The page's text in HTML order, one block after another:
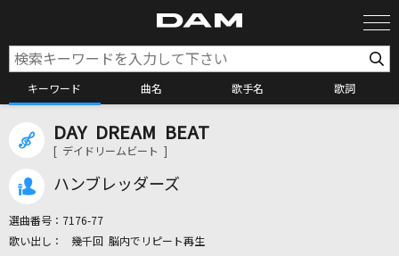
キーワード 曲名 歌手名 歌詞
カラオケ検索
DAY DREAM BEAT
[ デイドリームビート ]
ハンブレッダーズ
選曲番号： 7176-77
幾千回 脳内でリピート再生